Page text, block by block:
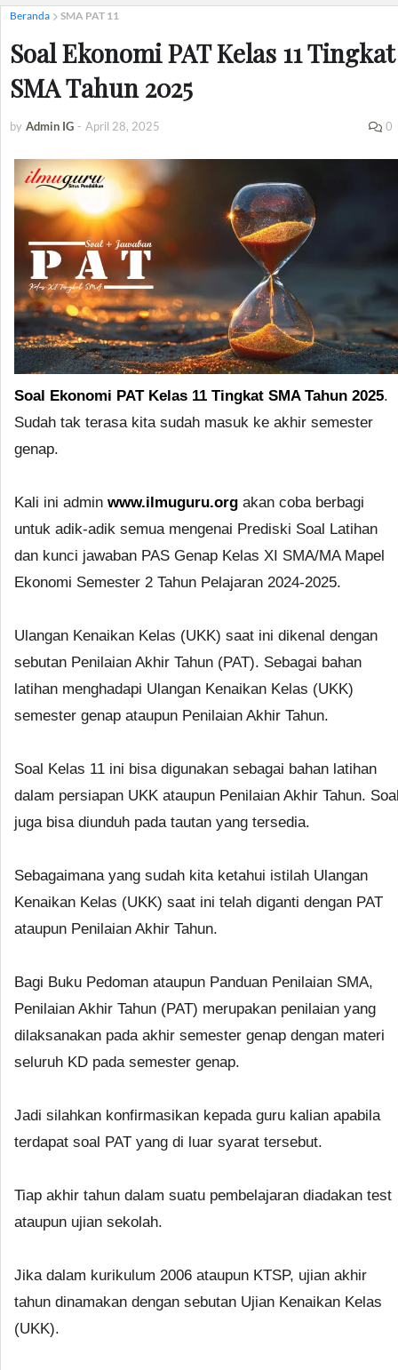
Beranda SMA PAT 11
Soal Ekonomi PAT Kelas 11 Tingkat
SMA Tahun 2025
by Admin IG - April 28, 2025 0
Soal Ekonomi PAT Kelas 11 Tingkat SMA Tahun 2025.
Sudah tak terasa kita sudah masuk ke akhir semester
genap.
Kali ini admin www.ilmuguru.org akan coba berbagi
untuk adik-adik semua mengenai Prediski Soal Latihan
dan kunci jawaban PAS Genap Kelas XI SMA/MA Mapel
Ekonomi Semester 2 Tahun Pelajaran 2024-2025.
Ulangan Kenaikan Kelas (UKK) saat ini dikenal dengan
sebutan Penilaian Akhir Tahun (PAT). Sebagai bahan
latihan menghadapi Ulangan Kenaikan Kelas (UKK)
semester genap ataupun Penilaian Akhir Tahun.
Soal Kelas 11 ini bisa digunakan sebagai bahan latihan
dalam persiapan UKK ataupun Penilaian Akhir Tahun.
juga bisa diunduh pada tautan yang tersedia.
Sebagaimana yang sudah kita ketahui istilah Ulangan
Kenaikan Kelas (UKK) saat ini telah diganti dengan PAT
ataupun Penilaian Akhir Tahun.
Bagi Buku Pedoman ataupun Panduan Penilaian SMA,
Penilaian Akhir Tahun (PAT) merupakan penilaian yang
dilaksanakan pada akhir semester genap dengan materi
seluruh KD pada semester genap.
Jadi silahkan konfirmasikan kepada guru kalian apabila
terdapat soal PAT yang di luar syarat tersebut.
Tiap akhir tahun dalam suatu pembelajaran diadakan test
ataupun ujian sekolah.
Jika dalam kurikulum 2006 ataupun KTSP, ujian akhir
tahun dinamakan dengan sebutan Ujian Kenaikan Kelas
(UKK).